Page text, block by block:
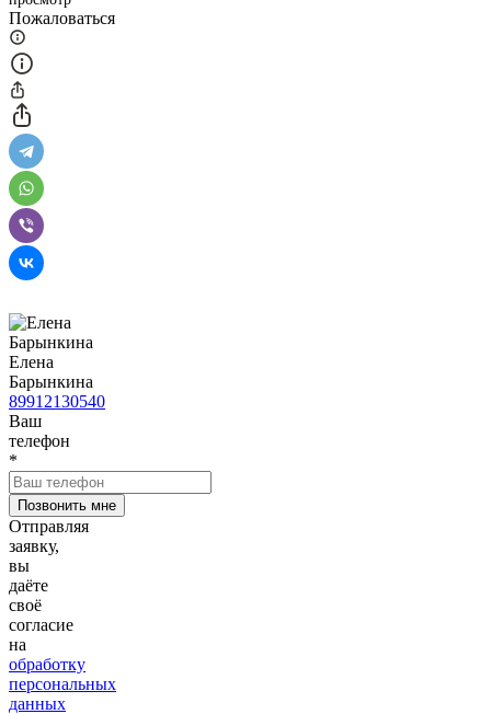
Пожаловаться
Елена
Барынкина
89912130540
Ваш
телефон
*
Отправляя
заявку,
вы
даёте
своё
согласие
на
обработку
персональных
данных